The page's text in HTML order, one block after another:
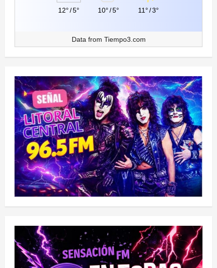
12°/5° 10°/5° 11°/3°
Data from Tiempo3.com